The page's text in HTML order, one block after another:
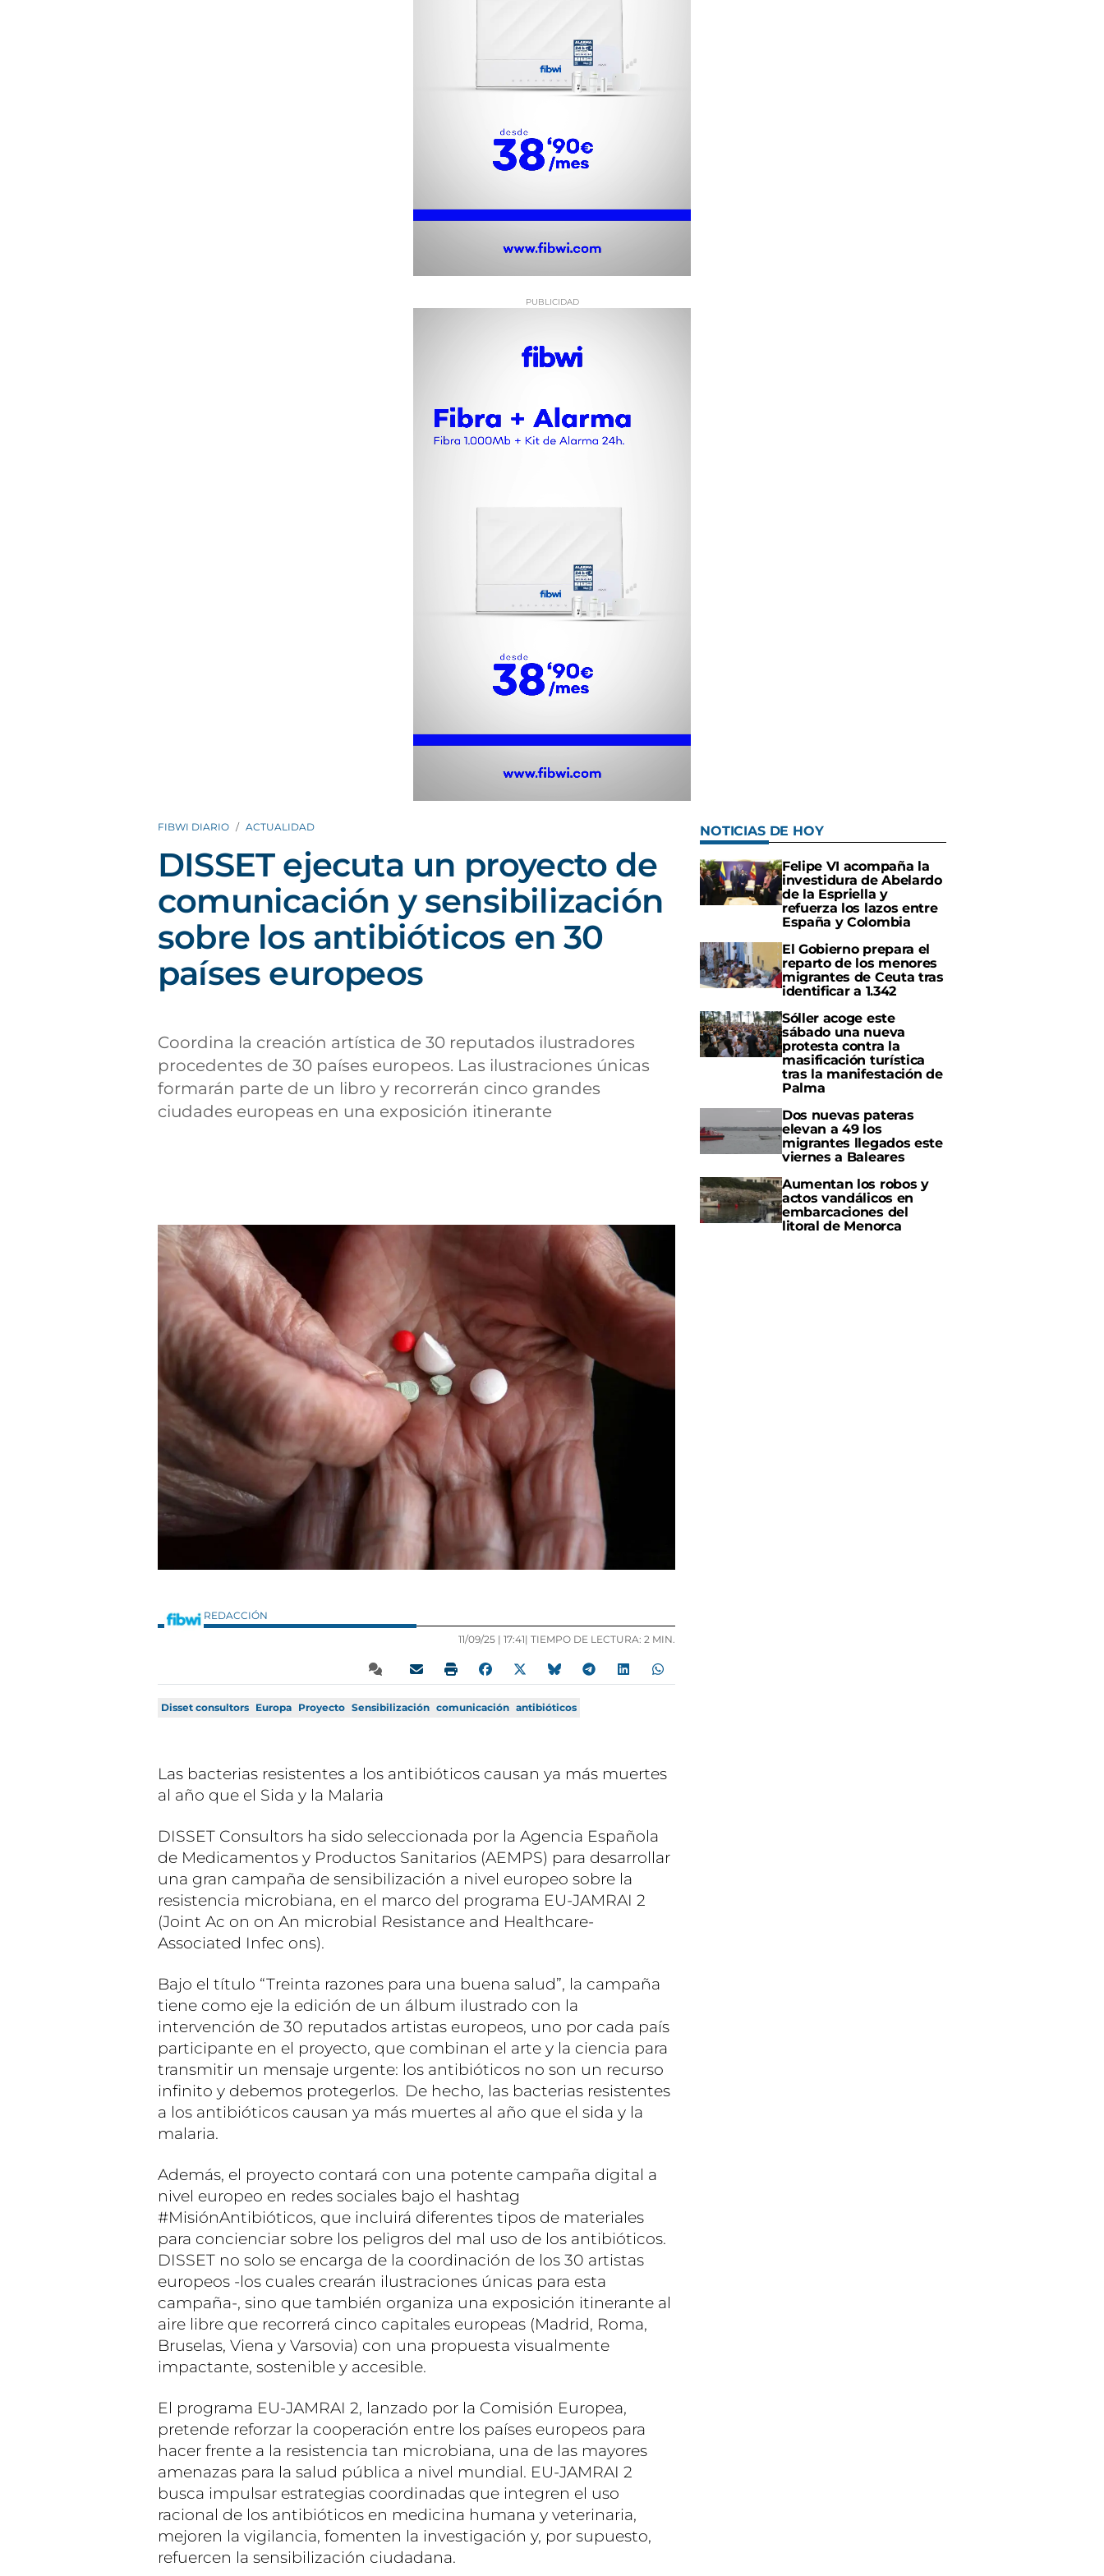
FIBWI DIARIO ACTUALIDAD
DISSET ejecuta un proyecto de
comunicación y sensibilización
sobre los antibióticos en 30
países europeos
Coordina la creación artística de 30 reputados ilustradores
procedentes de 30 países europeos. Las ilustraciones únicas
formarán parte de un libro y recorrerán cinco grandes
ciudades europeas en una exposición itinerante
REDACCIÓN
11/09/25 | 17:41| TIEMPO DE LECTURA: 2 MIN.
Disset consultors Europa Proyecto Sensibilización comunicación antibióticos
Las bacterias resistentes a los antibióticos causan ya más muertes
al año que el Sida y la Malaria
DISSET Consultors ha sido seleccionada por la Agencia Española
de Medicamentos y Productos Sanitarios (AEMPS) para desarrollar
una gran campaña de sensibilización a nivel europeo sobre la
resistencia microbiana, en el marco del programa EU-JAMRAI 2
(Joint Ac on on An microbial Resistance and Healthcare-
Associated Infec ons).
Bajo el título “Treinta razones para una buena salud”, la campaña
tiene como eje la edición de un álbum ilustrado con la
intervención de 30 reputados artistas europeos, uno por cada país
participante en el proyecto, que combinan el arte y la ciencia para
transmitir un mensaje urgente: los antibióticos no son un recurso
infinito y debemos protegerlos. De hecho, las bacterias resistentes
a los antibióticos causan ya más muertes al año que el sida y la
malaria.
Además, el proyecto contará con una potente campaña digital a
nivel europeo en redes sociales bajo el hashtag
#MisiónAntibióticos, que incluirá diferentes tipos de materiales
para concienciar sobre los peligros del mal uso de los antibióticos.
DISSET no solo se encarga de la coordinación de los 30 artistas
europeos -los cuales crearán ilustraciones únicas para esta
campaña-, sino que también organiza una exposición itinerante al
aire libre que recorrerá cinco capitales europeas (Madrid, Roma,
Bruselas, Viena y Varsovia) con una propuesta visualmente
impactante, sostenible y accesible.
El programa EU-JAMRAI 2, lanzado por la Comisión Europea,
pretende reforzar la cooperación entre los países europeos para
hacer frente a la resistencia tan microbiana, una de las mayores
amenazas para la salud pública a nivel mundial. EU-JAMRAI 2
busca impulsar estrategias coordinadas que integren el uso
racional de los antibióticos en medicina humana y veterinaria,
mejoren la vigilancia, fomenten la investigación y, por supuesto,
refuercen la sensibilización ciudadana.
NOTICIAS DE HOY
Felipe VI acompaña la
investidura de Abelardo
de la Espriella y
refuerza los lazos entre
España y Colombia
El Gobierno prepara el
reparto de los menores
migrantes de Ceuta tras
identificar a 1.342
Sóller acoge este
sábado una nueva
protesta contra la
masificación turística
tras la manifestación de
Palma
Dos nuevas pateras
elevan a 49 los
migrantes llegados este
viernes a Baleares
Aumentan los robos y
actos vandálicos en
embarcaciones del
litoral de Menorca